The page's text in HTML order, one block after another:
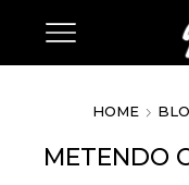
HOME
METENDO